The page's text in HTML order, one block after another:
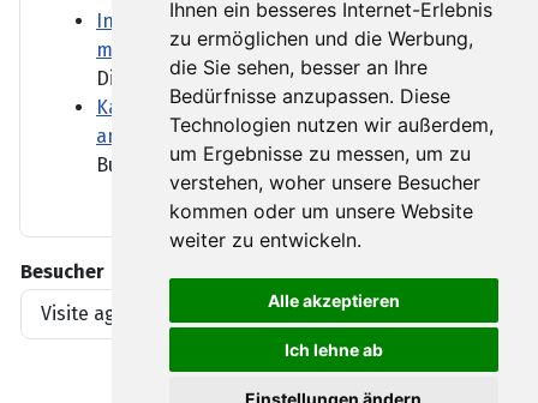
Ihnen ein besseres Internet-Erlebnis
zu ermöglichen und die Werbung,
die Sie sehen, besser an Ihre
Bedürfnisse anzupassen. Diese
Technologien nutzen wir außerdem,
um Ergebnisse zu messen, um zu
verstehen, woher unsere Besucher
kommen oder um unsere Website
weiter zu entwickeln.
Alle akzeptieren
Ich lehne ab
Einstellungen ändern
Industrie überrascht dank Großaufträgen
mit kräftigem Auftragsplus
Die deutschen...
Kaum Ermittlungen wegen Preisverstößen
an Tankstellen
Bundesweit sind Tausende...
Besucher
Visite agli articoli